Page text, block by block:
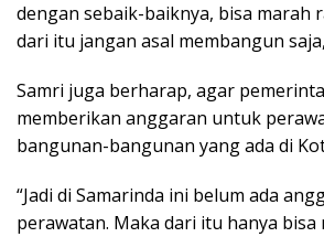
dengan sebaik-baiknya, bisa marah
dari itu jangan asal membangun
Samri juga berharap, agar
memberikan anggaran untuk
bangunan-bangunan yang ada di
“Jadi di Samarinda ini belum ada
perawatan. Maka dari itu hanya bisa